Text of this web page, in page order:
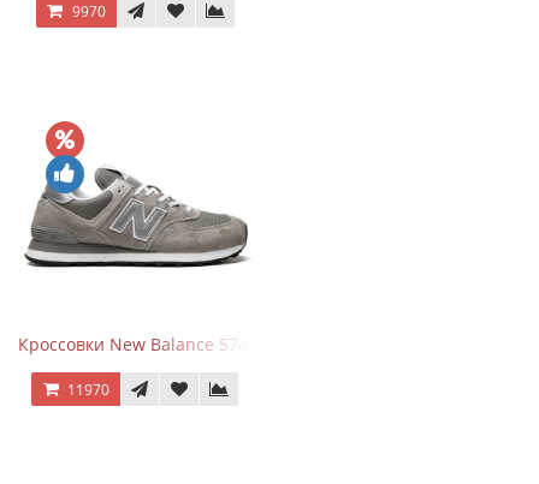
9970
Кроссовки New Balance 574 Grey White Silver
11970